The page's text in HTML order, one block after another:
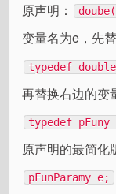
原声明：
变量名为e，先
typedef
再替换右边的变
typedef pFuny
原声明的最简化
pFunParamy e;